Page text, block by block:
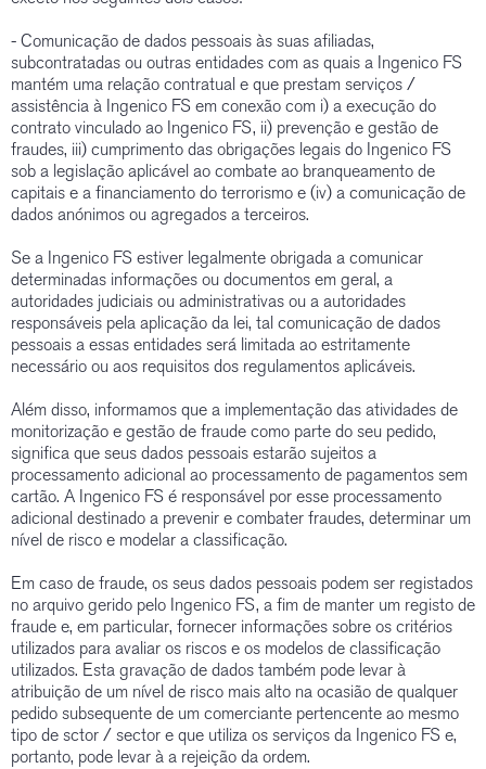
- Comunicação de dados pessoais às suas afiliadas,
subcontratadas ou outras entidades com as quais a Ingenico FS
mantém uma relação contratual e que prestam serviços /
assistência à Ingenico FS em conexão com i) a execução do
contrato vinculado ao Ingenico FS, ii) prevenção e gestão de
fraudes, iii) cumprimento das obrigações legais do Ingenico FS
sob a legislação aplicável ao combate ao branqueamento de
capitais e a financiamento do terrorismo e (iv) a comunicação de
dados anónimos ou agregados a terceiros.
Se a Ingenico FS estiver legalmente obrigada a comunicar
determinadas informações ou documentos em geral, a
autoridades judiciais ou administrativas ou a autoridades
responsáveis pela aplicação da lei, tal comunicação de dados
pessoais a essas entidades será limitada ao estritamente
necessário ou aos requisitos dos regulamentos aplicáveis.
Além disso, informamos que a implementação das atividades de
monitorização e gestão de fraude como parte do seu pedido,
significa que seus dados pessoais estarão sujeitos a
processamento adicional ao processamento de pagamentos sem
cartão. A Ingenico FS é responsável por esse processamento
adicional destinado a prevenir e combater fraudes, determinar um
nível de risco e modelar a classificação.
Em caso de fraude, os seus dados pessoais podem ser registados
no arquivo gerido pelo Ingenico FS, a fim de manter um registo de
fraude e, em particular, fornecer informações sobre os critérios
utilizados para avaliar os riscos e os modelos de classificação
utilizados. Esta gravação de dados também pode levar à
atribuição de um nível de risco mais alto na ocasião de qualquer
pedido subsequente de um comerciante pertencente ao mesmo
tipo de sctor / sector e que utiliza os serviços da Ingenico FS e,
portanto, pode levar à a rejeição da ordem.